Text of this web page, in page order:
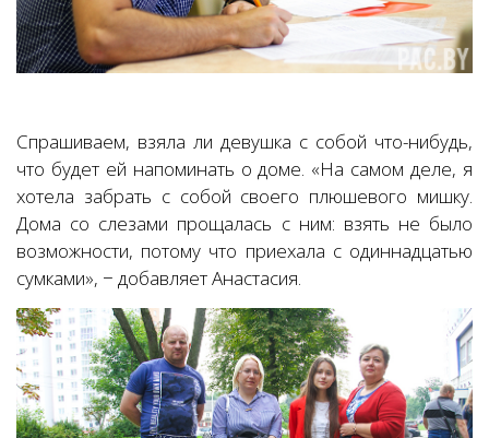
Спрашиваем, взяла ли девушка с собой что-нибудь,
что будет ей напоминать о доме. «На самом деле, я
хотела забрать с собой своего плюшевого мишку.
Дома со слезами прощалась с ним: взять не было
возможности, потому что приехала с одиннадцатью
сумками», − добавляет Анастасия.